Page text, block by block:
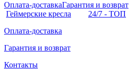
Оплата-доставкаГарантия и возврат
Геймерские кресла
24/7 - ТОП
Оплата-доставка
Гарантия и возврат
Контакты